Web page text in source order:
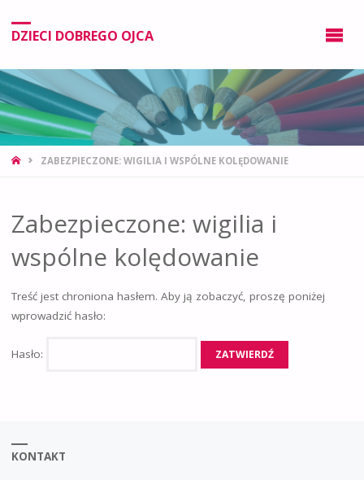
DZIECI DOBREGO OJCA
ZABEZPIECZONE: WIGILIA I WSPÓLNE KOLĘDOWANIE
Zabezpieczone: wigilia i
wspólne kolędowanie
Treść jest chroniona hasłem. Aby ją zobaczyć, proszę poniżej
wprowadzić hasło:
Hasło:
KONTAKT